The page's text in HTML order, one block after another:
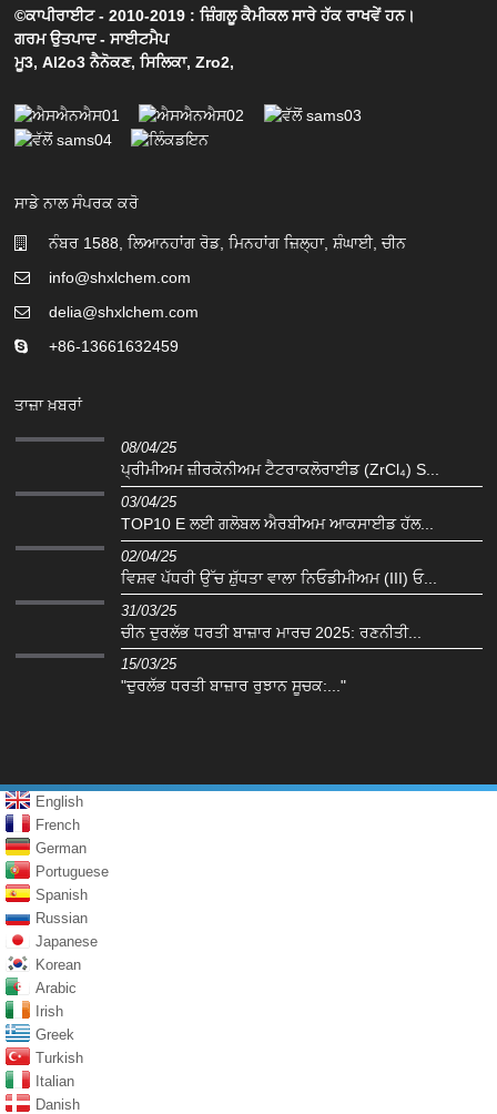
©ਕਾਪੀਰਾਈਟ - 2010-2019 : ਜ਼ਿੰਗਲੂ ਕੈਮੀਕਲ ਸਾਰੇ ਹੱਕ ਰਾਖਵੇਂ ਹਨ।
ਗਰਮ ਉਤਪਾਦ-ਸਾਈਟਮੈਪ
ਮੂ3,Al2o3 ਨੈਨੋਕਣ,ਸਿਲਿਕਾ,Zro2,
ਸਾਡੇ ਨਾਲ ਸੰਪਰਕ ਕਰੋ
ਨੰਬਰ 1588, ਲਿਆਨਹਾਂਗ ਰੋਡ, ਮਿਨਹਾਂਗ ਜ਼ਿਲ੍ਹਾ, ਸ਼ੰਘਾਈ, ਚੀਨ
info@shxlchem.com
delia@shxlchem.com
+86-13661632459
ਤਾਜ਼ਾ ਖ਼ਬਰਾਂ
08/04/25
ਪ੍ਰੀਮੀਅਮ ਜ਼ੀਰਕੋਨੀਅਮ ਟੈਟਰਾਕਲੋਰਾਈਡ (ZrCl₄) S...
03/04/25
TOP10 E ਲਈ ਗਲੋਬਲ ਐਰਬੀਅਮ ਆਕਸਾਈਡ ਹੱਲ...
02/04/25
ਵਿਸ਼ਵ ਪੱਧਰੀ ਉੱਚ ਸ਼ੁੱਧਤਾ ਵਾਲਾ ਨਿਓਡੀਮੀਅਮ (III) ਓ...
31/03/25
ਚੀਨ ਦੁਰਲੱਭ ਧਰਤੀ ਬਾਜ਼ਾਰ ਮਾਰਚ 2025: ਰਣਨੀਤੀ...
15/03/25
"ਦੁਰਲੱਭ ਧਰਤੀ ਬਾਜ਼ਾਰ ਰੁਝਾਨ ਸੂਚਕ:..."
English
French
German
Portuguese
Spanish
Russian
Japanese
Korean
Arabic
Irish
Greek
Turkish
Italian
Danish